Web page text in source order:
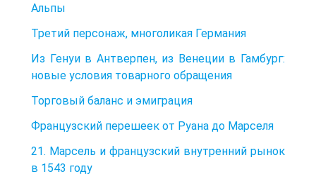
Альпы
Третий персонаж, многоликая Германия
Из Генуи в Антверпен, из Венеции в Гамбург:
новые условия товарного обращения
Торговый баланс и эмиграция
Французский перешеек от Руана до Марселя
21. Марсель и французский внутренний рынок
в 1543 году